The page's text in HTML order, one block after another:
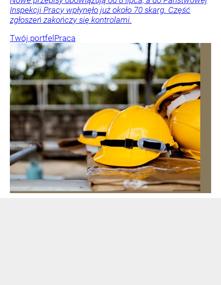
Inspekcji Pracy wpłynęło już około 70 skarg. Część
zgłoszeń zakończy się kontrolami.
Twój portfel Praca